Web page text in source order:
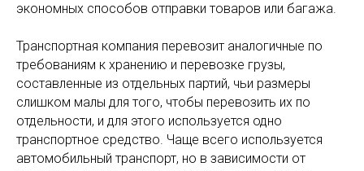
экономных способов отправки товаров или багажа.
Транспортная компания перевозит аналогичные по
требованиям к хранению и перевозке грузы,
составленные из отдельных партий, чьи размеры
слишком малы для того, чтобы перевозить их по
отдельности, и для этого используется одно
транспортное средство. Чаще всего используется
автомобильный транспорт, но в зависимости от